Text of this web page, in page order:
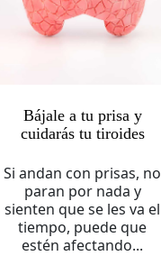
Bájale a tu prisa y
cuidarás tu tiroides
Si andan con prisas, no
paran por nada y
sienten que se les va el
tiempo, puede que
estén afectando...